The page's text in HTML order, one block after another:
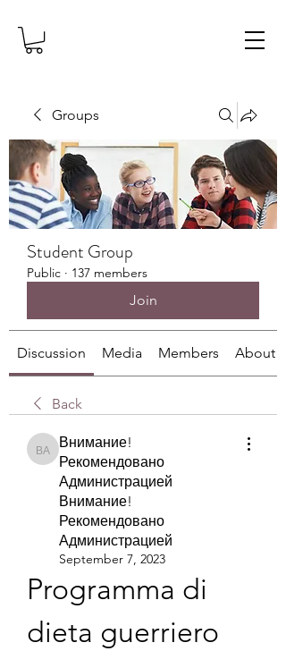
Groups
Student Group
Public · 137 members
Join
Discussion Media Members About
Back
Внимание! Рекомендовано Администрацией
Внимание!
Рекомендовано
Администрацией
Внимание!
Рекомендовано
Администрацией
September 7, 2023
Programma di
dieta guerriero